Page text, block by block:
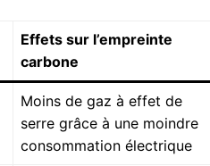
Effets sur l’empreinte
carbone
Moins de gaz à effet de
serre grâce à une moindre
consommation électrique